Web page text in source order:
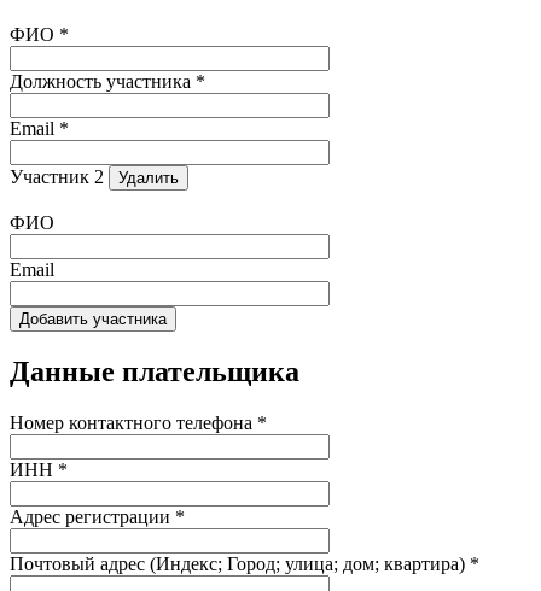
ФИО *
Должность участника *
Email *
Участник 2 Удалить
ФИО
Email
Добавить участника
Данные плательщика
Номер контактного телефона *
ИНН *
Адрес регистрации *
Почтовый адрес (Индекс; Город; улица; дом; квартира) *